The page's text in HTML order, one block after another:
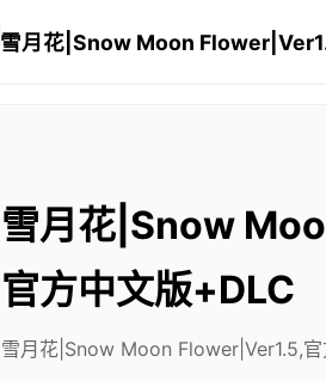
雪月花|Snow Moon
雪月花|Snow
官方中文版+DLC
雪月花|Snow Moon Flower|Ver1.5,